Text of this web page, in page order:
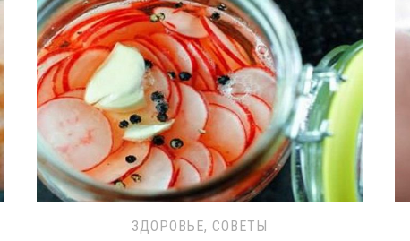
ЗДОРОВЬЕ, СОВЕТЫ